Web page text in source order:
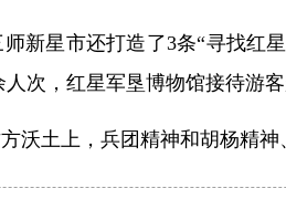
新星市还打造了3条“寻找红
次，红星军垦博物馆接待游客
沃土上，兵团精神和胡杨精神